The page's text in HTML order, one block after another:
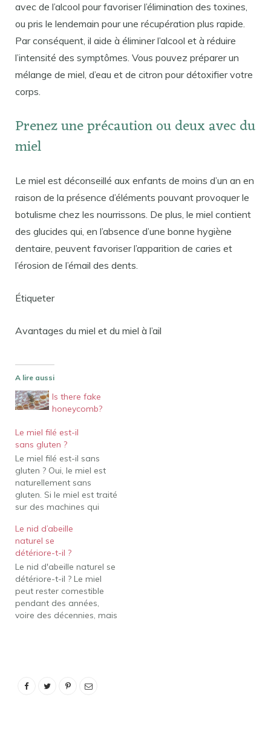
avec de l’alcool pour favoriser l’élimination des toxines,
ou pris le lendemain pour une récupération plus rapide.
Par conséquent, il aide à éliminer l’alcool et à réduire
l’intensité des symptômes. Vous pouvez préparer un
mélange de miel, d’eau et de citron pour détoxifier votre
corps.
Prenez une précaution ou deux avec du
miel
Le miel est déconseillé aux enfants de moins d’un an en
raison de la présence d’éléments pouvant provoquer le
botulisme chez les nourrissons. De plus, le miel contient
des glucides qui, en l’absence d’une bonne hygiène
dentaire, peuvent favoriser l’apparition de caries et
l’érosion de l’émail des dents.
Étiqueter
Avantages du miel et du miel à l’ail
A lire aussi
Is there fake
honeycomb?
Le miel filé est-il
sans gluten ?
Le miel filé est-il sans
gluten ? Oui, le miel est
naturellement sans
gluten. Si le miel est traité
sur des machines qui
grains contenant du
gluten lors de la mise en
bouteille, il est possible
qu'une contamination
croisée se produise. Le
miel est-il un produit
laitier…
Le nid d’abeille
naturel se
détériore-t-il ?
Le nid d'abeille naturel se
détériore-t-il ? Le miel
peut rester comestible
pendant des années,
voire des décennies, mais
inclure un